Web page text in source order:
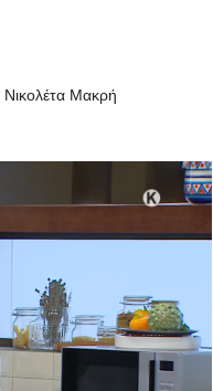
Νικολέτα Μακρή